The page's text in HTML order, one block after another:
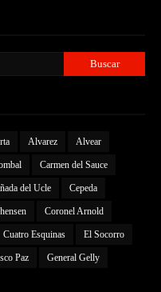
Alvarez Alvear
Carmen del Sauce
del Ucle Cepeda
Coronel Arnold
Cuatro Esquinas El Socorro
Paz General Gelly